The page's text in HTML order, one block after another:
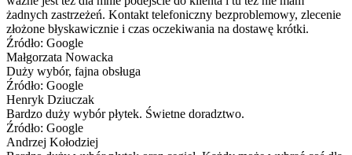
żadnych zastrzeżeń. Kontakt telefoniczny bezproblemowy, zlecenie
złożone błyskawicznie i czas oczekiwania na dostawę krótki.
Źródło: Google
Małgorzata Nowacka
Duży wybór, fajna obsługa
Źródło: Google
Henryk Dziuczak
Bardzo duży wybór płytek. Świetne doradztwo.
Źródło: Google
Andrzej Kołodziej